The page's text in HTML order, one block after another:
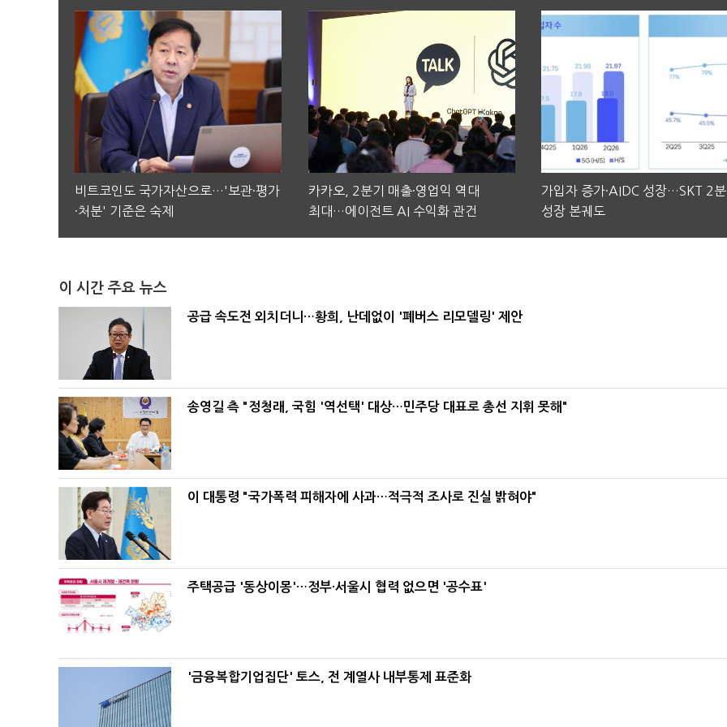
비트코인도 국가자산으로…'보관·평가
·처분' 기준은 숙제
카카오, 2분기 매출·영업익 역대
최대…에이전트 AI 수익화 관건
가입자 증가·AIDC 성장…SKT 2
성장 본궤도
이 시간 주요 뉴스
공급 속도전 외치더니…황희, 난데없이 '폐버스 리모델링' 제안
송영길 측 "정청래, 국힘 '역선택' 대상…민주당 대표로 총선 지휘 못해"
이 대통령 "국가폭력 피해자에 사과…적극적 조사로 진실 밝혀야"
주택공급 '동상이몽'…정부·서울시 협력 없으면 '공수표'
'금융복합기업집단' 토스, 전 계열사 내부통제 표준화